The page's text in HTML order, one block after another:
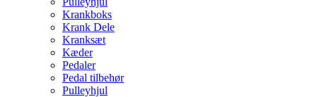
Krankboks
Krank Dele
Kranksæt
Kæder
Pedaler
Pedal tilbehør
Pulleyhjul